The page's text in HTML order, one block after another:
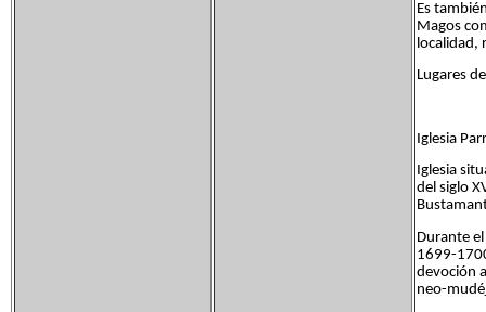
Es
Magos
localidad,
Lugares
Iglesia
Iglesia
del siglo
Durante
1699-
devoción
neo-